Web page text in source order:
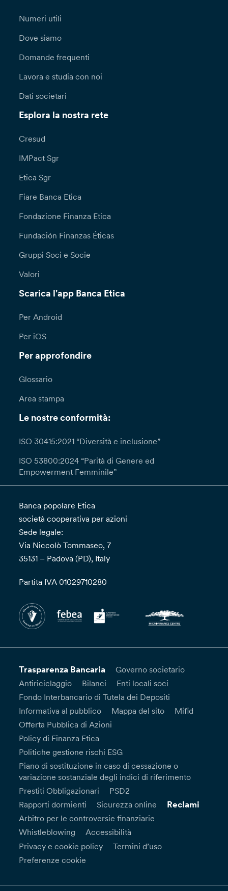
Numeri utili
Dove siamo
Domande frequenti
Lavora e studia con noi
Dati societari
Esplora la nostra rete
Cresud
IMPact Sgr
Etica Sgr
Fiare Banca Etica
Fondazione Finanza Etica
Fundación Finanzas Éticas
Gruppi Soci e Socie
Valori
Scarica l'app Banca Etica
Per Android
Per iOS
Per approfondire
Glossario
Area stampa
Le nostre conformità:
ISO 30415:2021 “Diversità e inclusione”
ISO 53800:2024 “Parità di Genere ed
Empowerment Femminile”
Banca popolare Etica
società cooperativa per azioni
Sede legale:
Via Niccolò Tommaseo, 7
35131 – Padova (PD), Italy
Partita IVA 01029710280
Trasparenza Bancaria
Governo societario
Antiriciclaggio
Bilanci
Enti locali soci
Fondo Interbancario di Tutela dei Depositi
Informativa al pubblico
Mappa del sito
Mifid
Offerta Pubblica di Azioni
Policy di Finanza Etica
Politiche gestione rischi ESG
Piano di sostituzione in caso di cessazione o
variazione sostanziale degli indici di riferimento
Prestiti Obbligazionari
PSD2
Rapporti dormienti
Sicurezza online Reclami
Arbitro per le controversie finanziarie
Whistleblowing
Accessibilità
Privacy e cookie policy
Termini d’uso
Preferenze cookie